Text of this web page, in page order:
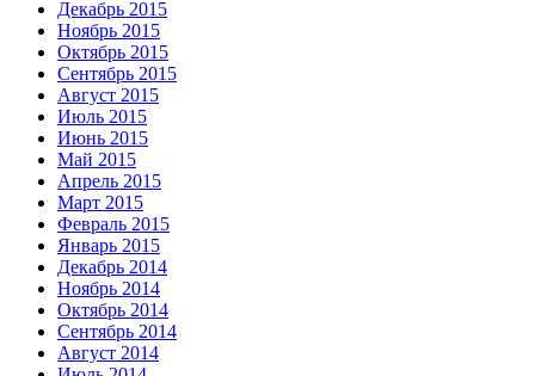
Декабрь 2015
Ноябрь 2015
Октябрь 2015
Сентябрь 2015
Август 2015
Июль 2015
Июнь 2015
Май 2015
Апрель 2015
Март 2015
Февраль 2015
Январь 2015
Декабрь 2014
Ноябрь 2014
Октябрь 2014
Сентябрь 2014
Август 2014